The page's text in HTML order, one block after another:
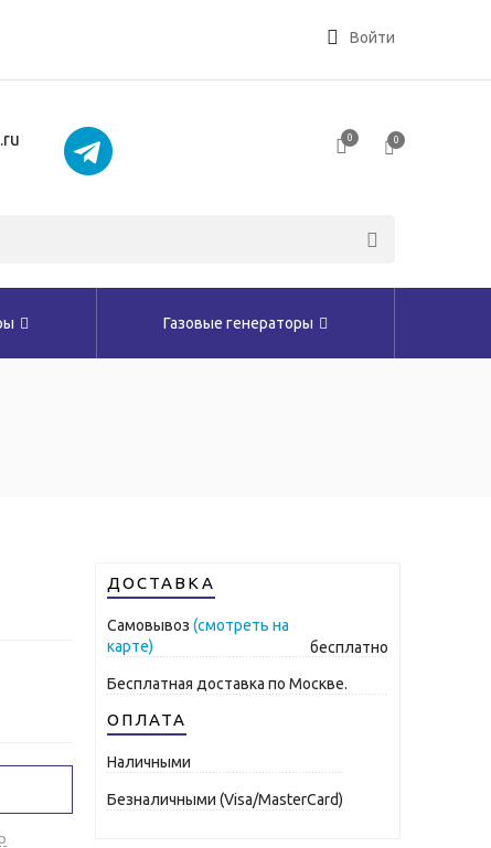
Войти
0 0
Газовые генераторы
ДОСТАВКА
Самовывоз (смотреть на
карте)
бесплатно
Бесплатная доставка по Москве.
ОПЛАТА
Наличными
Безналичными (Visa/MasterCard)